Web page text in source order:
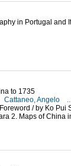
in Portugal and
to 1735
Cattaneo, Angelo
/ by Ko
2. Maps of China